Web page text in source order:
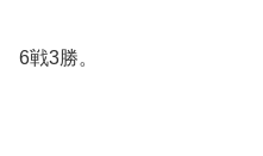
6戦3勝。